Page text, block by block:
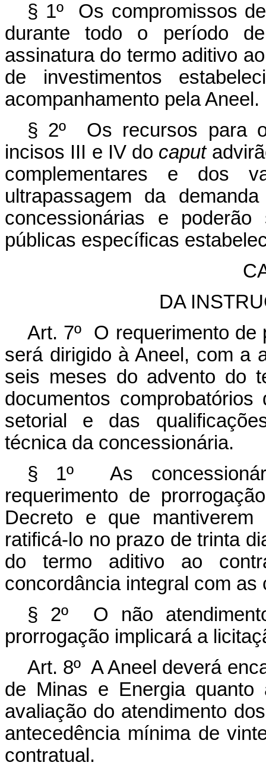
§ 1º Os compromissos
durante todo o período
assinatura do termo aditivo
de investimentos
acompanhamento pela Aneel.
§ 2º Os recursos para
incisos III e IV do caput
complementares e dos
ultrapassagem da
concessionárias e
públicas específicas
DA
Art. 7º O requerimento de
será dirigido à Aneel, com a
seis meses do advento do
documentos
setorial e das
técnica da concessionária.
§ 1º As
requerimento de
Decreto e que mantiverem
ratificá-lo no prazo de trinta
do termo aditivo ao
concordância integral com
§ 2º O não
prorrogação implicará a
Art. 8º A Aneel deverá
de Minas e Energia quanto
avaliação do atendimento
antecedência mínima de
contratual.